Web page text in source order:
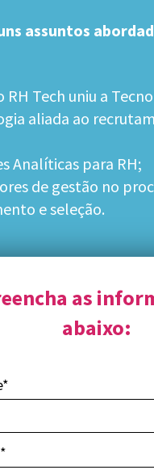
assuntos
RH Tech uniu a
aliada ao
Analíticas para RH;
de gestão no
e seleção.
as
abaixo: